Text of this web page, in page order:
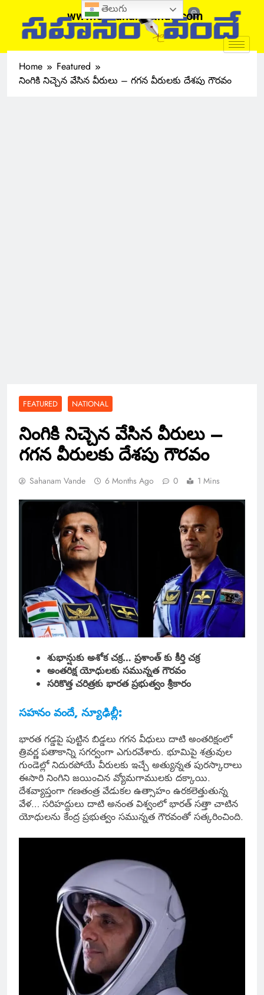
www.sahanamvande.com
Home
Featured
నింగికి నిచ్చెన వేసిన వీరులు – గగన వీరులకు దేశపు గౌరవం
FEATURED NATIONAL
నింగికి నిచ్చెన వేసిన వీరులు –
గగన వీరులకు దేశపు గౌరవం
Sahanam Vande 6 Months Ago 0 1 Mins
శుభాన్షుకు అశోక చక్ర… ప్రశాంత్ కు కీర్తి చక్ర
అంతరిక్ష యోధులకు సమున్నత గౌరవం
సరికొత్త చరిత్రకు భారత ప్రభుత్వం శ్రీకారం
సహనం వందే, న్యూఢిల్లీ:
భారత గడ్డపై పుట్టిన బిడ్డలు గగన వీధులు దాటి అంతరిక్షంలో
త్రివర్ణ పతాకాన్ని సగర్వంగా ఎగురవేశారు. భూమిపై శత్రువుల
గుండెల్లో నిదురపోయే వీరులకు ఇచ్చే అత్యున్నత పురస్కారాలు
ఈసారి నింగిని జయించిన వ్యోమగాములకు దక్కాయి.
దేశవ్యాప్తంగా గణతంత్ర వేడుకల ఉత్సాహం ఉరకలెత్తుతున్న
వేళ… సరిహద్దులు దాటి అనంత విశ్వంలో భారత్ సత్తా చాటిన
యోధులను కేంద్ర ప్రభుత్వం సమున్నత గౌరవంతో సత్కరించింది.
తెలుగు